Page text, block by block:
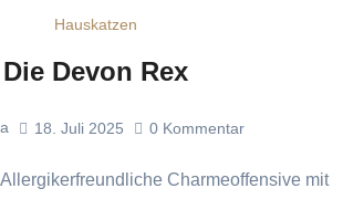
Hauskatzen
Die Devon Rex
18. Juli 2025 0 Kommentar